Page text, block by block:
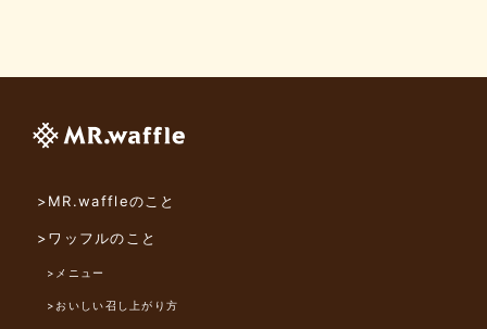
>MR.waffleのこと
>ワッフルのこと
>メニュー
>おいしい召し上がり方